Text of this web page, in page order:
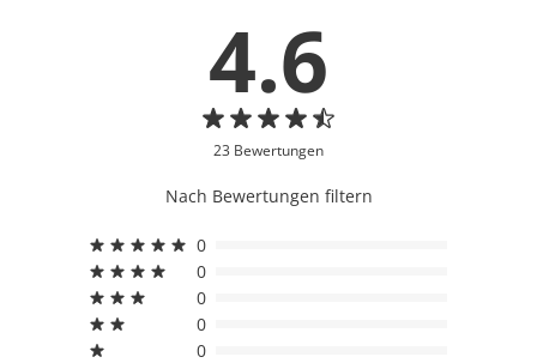
4.6
23 Bewertungen
Nach Bewertungen filtern
0
0
0
0
0